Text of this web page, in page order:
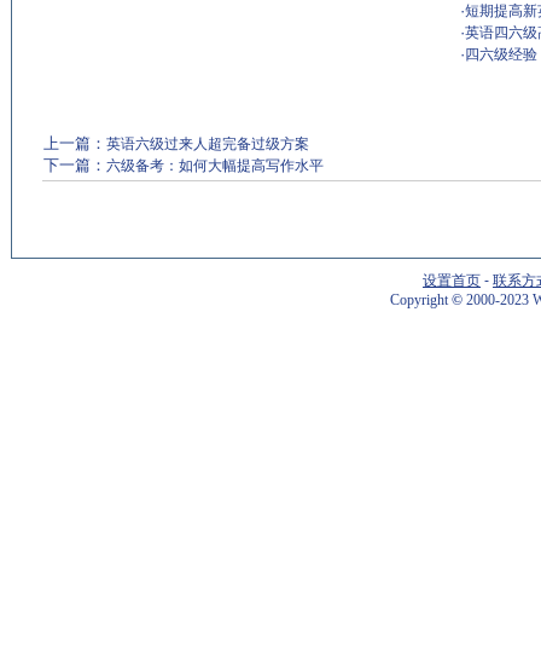
·短期提高
·英语四六
· 四六级经
上一篇： 英语六级过来人超完备过级方案
下一篇： 六级备考：如何大幅提高写作水平
设置首页 - 联系方
Copyright©2000-2023